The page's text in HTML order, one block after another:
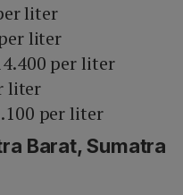
liter
liter
per liter
liter
per liter
Barat, Sumatra